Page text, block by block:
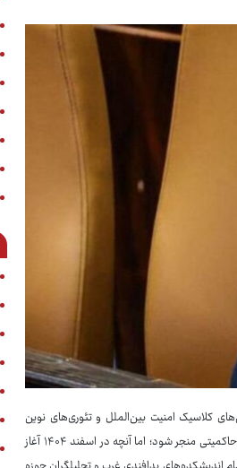
کلاسیک امنیت بین‌الملل و تئوری‌های نوین
پدافندی ضربه به مرکز ثقل در یک ساختار ایدئولوژیک باید به فروپاشی بدنه یا دست کم سکته عمیق حاکمیتی منجر شود؛ اما آنچه در اسفند ۱۴۰۴ آغاز